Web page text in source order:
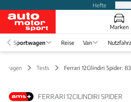
Hefte
Marken
Sportwagen Reise Van
Tests Ferrari 12Cilindiri Spider:
FERRARI 12CILINDIRI SPIDER